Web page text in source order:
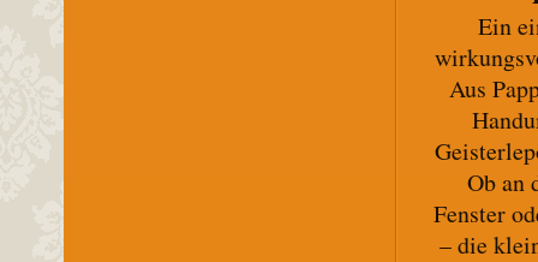
Ein
Aus
Ob an
Fenster
– die